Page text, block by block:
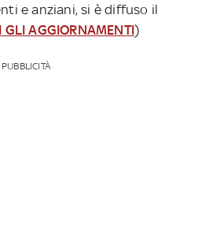
e anziani, si è diffuso il
GLI AGGIORNAMENTI)
PUBBLICITÀ